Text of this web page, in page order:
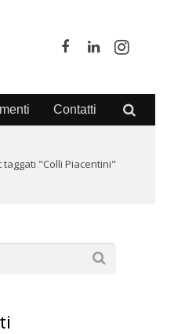
Contatti
taggati "Colli Piacentini"